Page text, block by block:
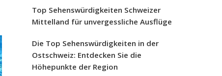
Top Sehenswürdigkeiten Schweizer
Mittelland für unvergessliche Ausflüge
Die Top Sehenswürdigkeiten in der
Ostschweiz: Entdecken Sie die
Höhepunkte der Region